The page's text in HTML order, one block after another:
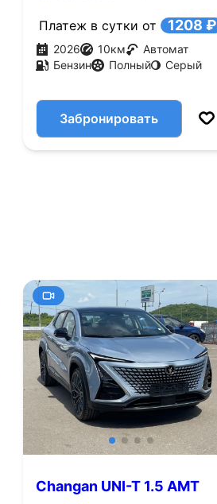
Платеж в сутки от 1208 ₽
2026 10км
Автомат
Бензин
Полный Серый
Забронировать
Changan UNI-T 1.5 AMT